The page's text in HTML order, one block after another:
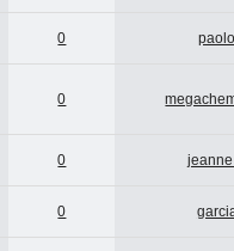
0
0
0 jeanne
0